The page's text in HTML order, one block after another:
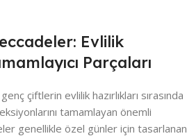
Evlilik
Parçaları
çiftlerin evlilik hazırlıkları sırasında
tamamlayan önemli
genellikle özel günler için tasarlanan